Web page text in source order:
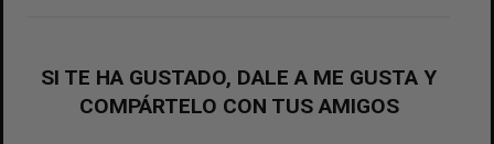
SI TE HA GUSTADO, DALE A ME GUSTA Y
COMPÁRTELO CON TUS AMIGOS